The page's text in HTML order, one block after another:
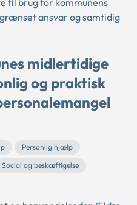
ansvar og samtidig
midlertidige
og praktisk
Personlig hjælp
Social og beskæftigelse